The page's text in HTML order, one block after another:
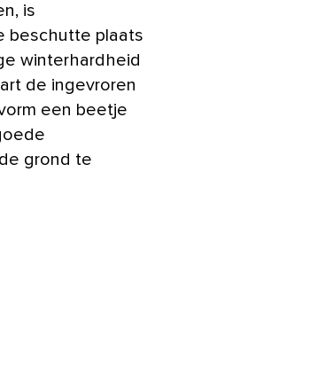
is
beschutte plaats
winterhardheid
de ingevroren
een beetje
grond te